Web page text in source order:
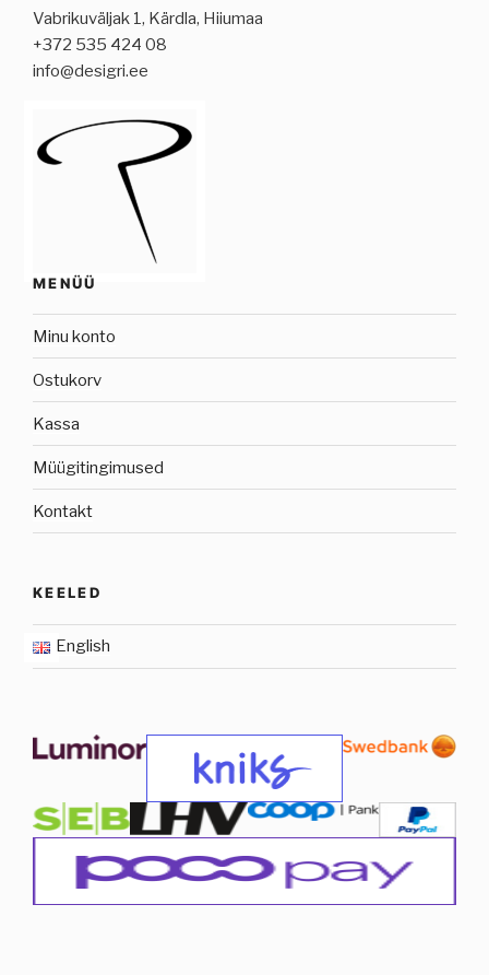
Vabrikuväljak 1, Kärdla, Hiiumaa
+372 535 424 08
info@desigri.ee
MENÜÜ
Minu konto
Ostukorv
Kassa
Müügitingimused
Kontakt
KEELED
English